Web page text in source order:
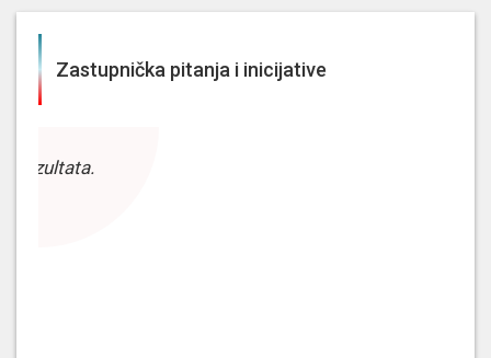
Zastupnička pitanja i inicijative
rezultata.